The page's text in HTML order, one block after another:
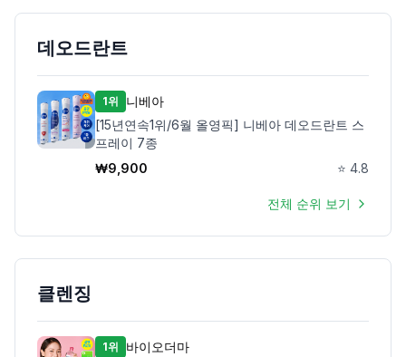
데오드란트
1위
니베아
[15년연속1위/6월 올영픽] 니베아 데오드란트 스
프레이 7종
₩9,900 ⭐ 4.8
전체 순위 보기
클렌징
1위
바이오더마